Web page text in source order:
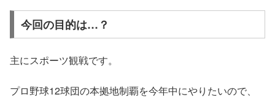
今回の目的は…？
主にスポーツ観戦です。
プロ野球12球団の本拠地制覇を今年中にやりたいので、